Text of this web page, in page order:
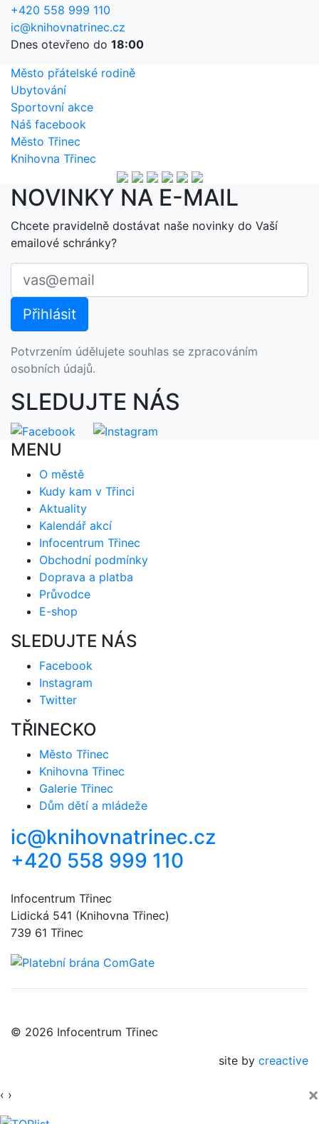
+420 558 999 110
ic@knihovnatrinec.cz
Dnes otevřeno do 18:00
Město přátelské rodině
Ubytování
Sportovní akce
Náš facebook
Město Třinec
Knihovna Třinec
NOVINKY NA E-MAIL
Chcete pravidelně dostávat naše novinky do Vaší
emailové schránky?
Potvrzením údělujete souhlas se zpracováním
osobních údajů.
SLEDUJTE NÁS
MENU
O městě
Kudy kam v Třinci
Aktuality
Kalendář akcí
Infocentrum Třinec
Obchodní podmínky
Doprava a platba
Průvodce
E-shop
SLEDUJTE NÁS
Facebook
Instagram
Twitter
TŘINECKO
Město Třinec
Knihovna Třinec
Galerie Třinec
Dům dětí a mládeže
ic@knihovnatrinec.cz
+420 558 999 110
Infocentrum Třinec
Lidická 541 (Knihovna Třinec)
739 61 Třinec
© 2026 Infocentrum Třinec
site by creactive
‹ › ×